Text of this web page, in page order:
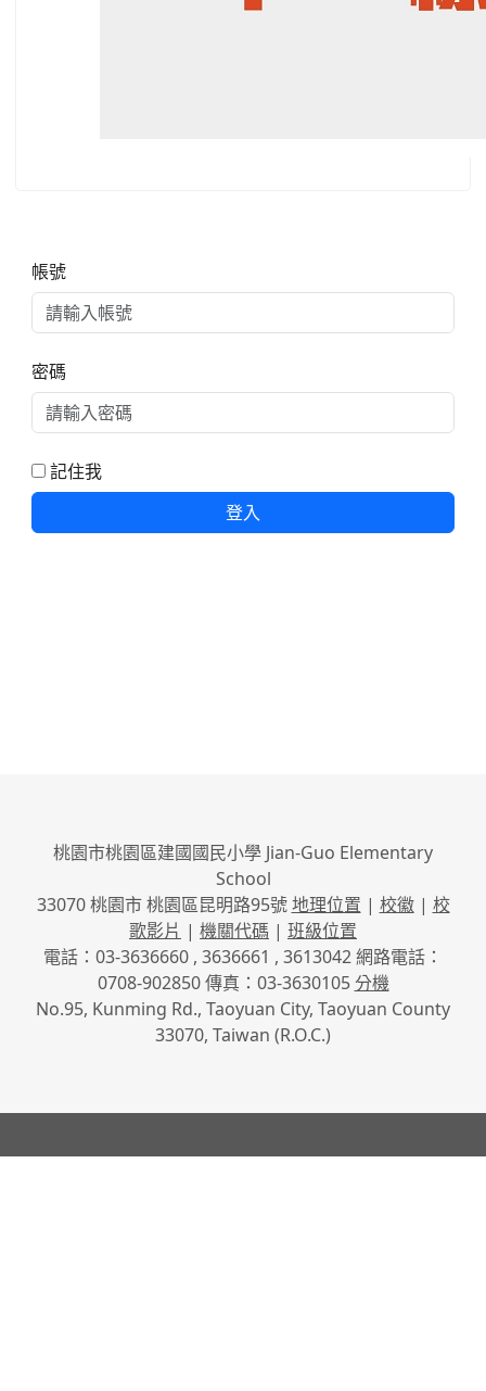
帳號
密碼
記住我
登入
桃園市桃園區建國國民小學 Jian-Guo Elementary
School
33070 桃園市 桃園區昆明路95號地理位置 | 校徽| 校
歌影片 | 機關代碼 | 班級位置
電話：03-3636660 , 3636661 , 3613042 網路電話：
0708-902850 傳真：03-3630105分機
No.95, Kunming Rd., Taoyuan City, Taoyuan County
33070, Taiwan (R.O.C.)